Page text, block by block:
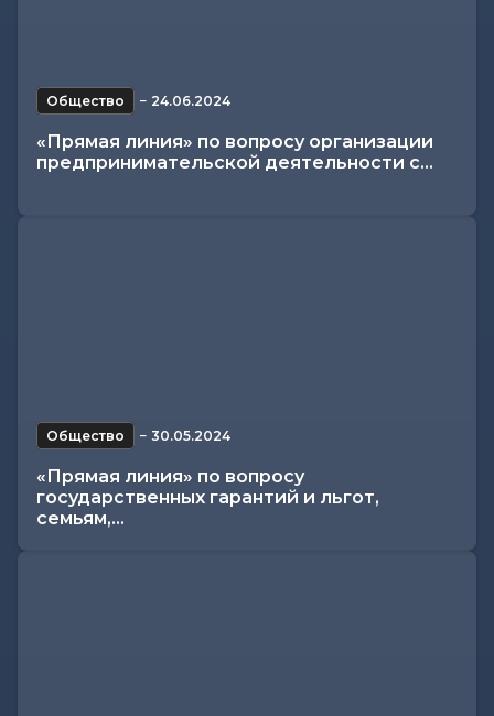
Общество − 24.06.2024
«Прямая линия» по вопросу организации
предпринимательской деятельности с...
Общество − 30.05.2024
«Прямая линия» по вопросу
государственных гарантий и льгот,
семьям,...